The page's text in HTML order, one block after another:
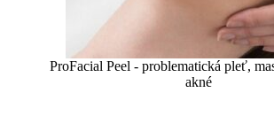
ProFacial Peel - problematická pleť,
akné